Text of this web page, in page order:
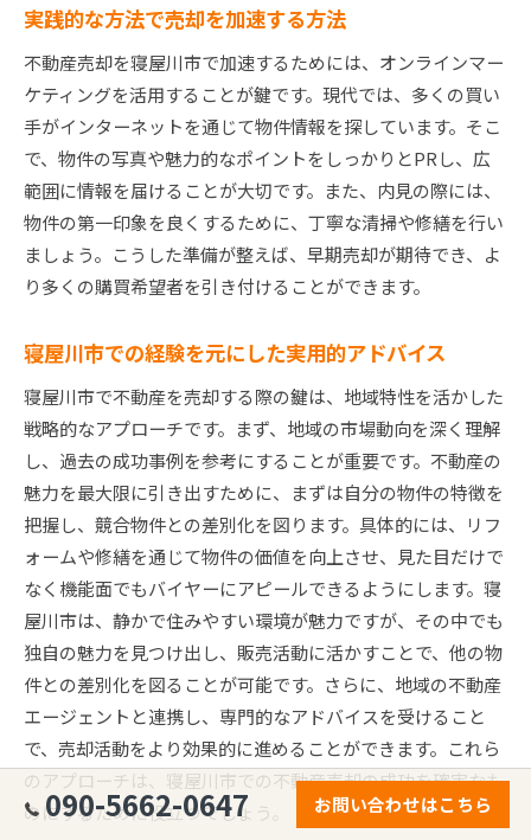
実践的な方法で売却を加速する方法
不動産売却を寝屋川市で加速するためには、オンラインマー
ケティングを活用することが鍵です。現代では、多くの買い
手がインターネットを通じて物件情報を探しています。そこ
で、物件の写真や魅力的なポイントをしっかりとPRし、広
範囲に情報を届けることが大切です。また、内見の際には、
物件の第一印象を良くするために、丁寧な清掃や修繕を行い
ましょう。こうした準備が整えば、早期売却が期待でき、よ
り多くの購買希望者を引き付けることができます。
寝屋川市での経験を元にした実用的アドバイス
寝屋川市で不動産を売却する際の鍵は、地域特性を活かした
戦略的なアプローチです。まず、地域の市場動向を深く理解
し、過去の成功事例を参考にすることが重要です。不動産の
魅力を最大限に引き出すために、まずは自分の物件の特徴を
把握し、競合物件との差別化を図ります。具体的には、リフ
ォームや修繕を通じて物件の価値を向上させ、見た目だけで
なく機能面でもバイヤーにアピールできるようにします。寝
屋川市は、静かで住みやすい環境が魅力ですが、その中でも
独自の魅力を見つけ出し、販売活動に活かすことで、他の物
件との差別化を図ることが可能です。さらに、地域の不動産
エージェントと連携し、専門的なアドバイスを受けること
で、売却活動をより効果的に進めることができます。これら
のアプローチは、寝屋川市での不動産売却の成功を確実なも
のにするために役立つでしょう。
090-5662-0647 お問い合わせはこちら